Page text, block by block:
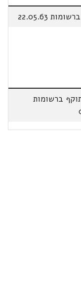
22.05.63
ברשומות